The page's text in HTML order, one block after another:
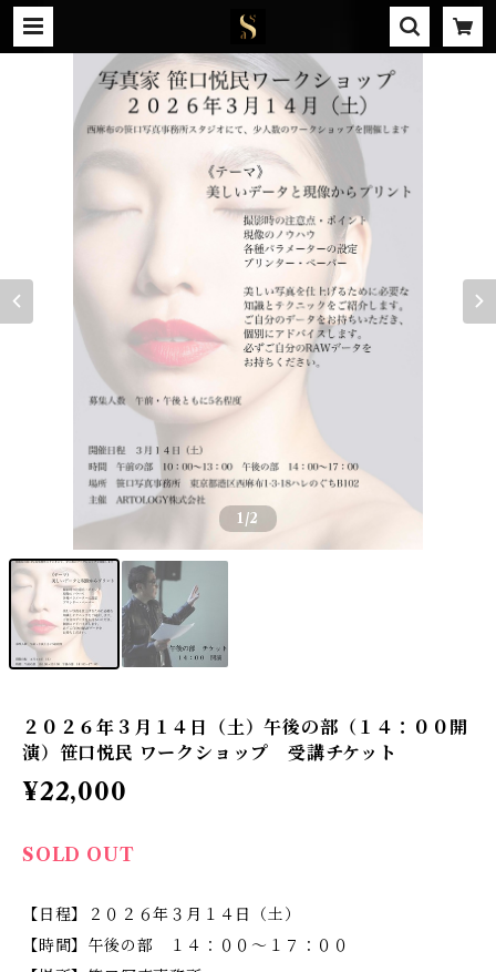
1 /2
２０２６年３月１４日（土）午後の部（１４：００開
演）笹口悦民 ワークショップ 受講チケット
¥22,000
SOLD OUT
【日程】２０２６年３月１４日（土）
【時間】午後の部 １４：００〜１７：００